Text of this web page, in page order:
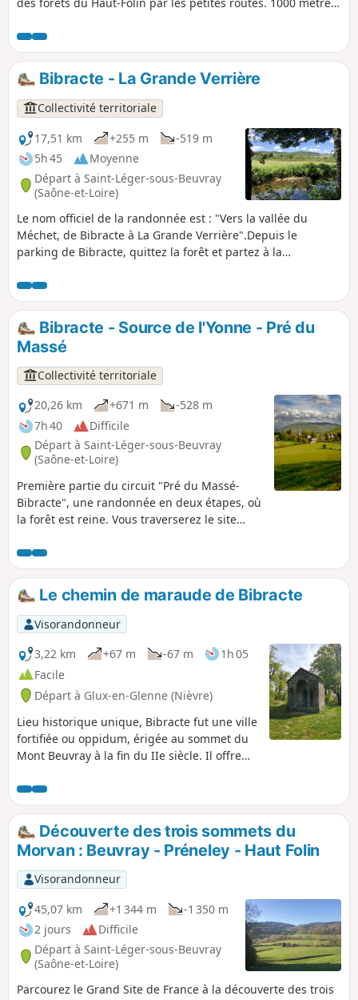
heures.
Bibracte - La Grande Verrière
Collectivité territoriale
17,51 km
+255 m
-519 m
5h 45
Moyenne
Départ à Saint-Léger-sous-Beuvray
(Saône-et-Loire)
Le nom officiel de la randonnée est : "Vers la vallée du
Méchet, de Bibracte à La Grande Verrière".Depuis le
parking de Bibracte, quittez la forêt et partez à la
petit patrimoine, une belle découverte en Sud Morvan.
Respirez, vous êtes sur le Grand Site de France "Bibracte
Morvan des Sommets".
Bibracte - Source de l'Yonne - Pré du
Massé
Collectivité territoriale
20,26 km
+671 m
-528 m
7h 40
Difficile
Départ à Saint-Léger-sous-Beuvray
(Saône-et-Loire)
Première partie du circuit "Pré du Massé-
Bibracte", une randonnée en deux étapes, où
la forêt est reine. Vous traverserez le site
Source de l’Yonne, jusqu’au plus haut sommet
de Bourgogne. Ralentissez, contemplez,
ressourcez-vous ! Sur les 12 communes du
Grand Site de France de Bibracte – Morvan
des Sommets, 1100 km de chemins pour
contempler le sud Morvan.
Le chemin de maraude de Bibracte
Visorandonneur
3,22 km
+67 m -67 m
1h 05
Facile
Départ à Glux-en-Glenne (Nièvre)
Lieu historique unique, Bibracte fut une ville
fortifiée ou oppidum, érigée au sommet du
Mont Beuvray à la fin du IIe siècle. Il offre
(labellisé "Grand Site de France" au sein du
PNR du Morvan) un site archéologique
exceptionnel. Le Chemin de maraude est un
circuit de 3 km permettant d'allier points de
vue, lieux de fouille et promenade entre
forêt et clairières.
Découverte des trois sommets du
Morvan : Beuvray - Préneley - Haut Folin
Visorandonneur
45,07 km
+1 344 m
-1 350 m
2 jours
Difficile
Départ à Saint-Léger-sous-Beuvray
(Saône-et-Loire)
Parcourez le Grand Site de France à la découverte des trois